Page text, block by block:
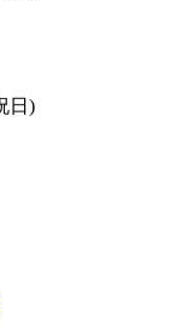
日)